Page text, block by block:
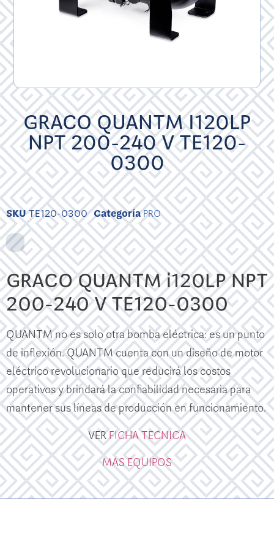
GRACO QUANTM I120LP
NPT 200-240 V TE120-
0300
SKUTE120-0300 CategoríaPRO
GRACO QUANTM i120LP NPT
200-240 V TE120-0300
QUANTM no es solo otra bomba eléctrica: es un punto
de inflexión. QUANTM cuenta con un diseño de motor
eléctrico revolucionario que reducirá los costos
operativos y brindará la confiabilidad necesaria para
mantener sus líneas de producción en funcionamiento.
VERFICHA TECNICA
MAS EQUIPOS